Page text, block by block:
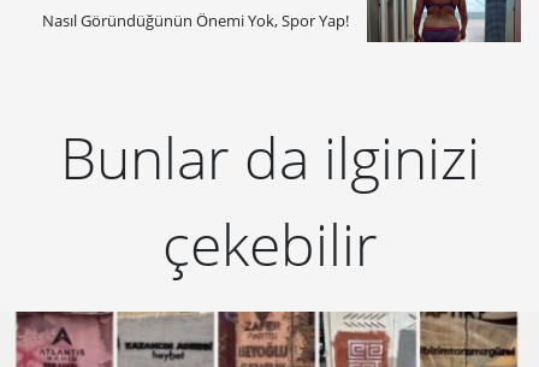
Nasıl Göründüğünün Önemi Yok, Spor Yap!
Bunlar da ilginizi
çekebilir